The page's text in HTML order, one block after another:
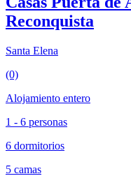
Reconquista
Santa Elena
(0)
Alojamiento entero
1 - 6 personas
6 dormitorios
5 camas